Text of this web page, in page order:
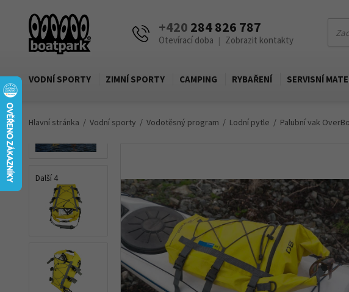
+420 284 826 787
Otevírací doba | Zobrazit kontakty
VODNÍ SPORTY ZIMNÍ SPORTY CAMPING RYBAŘENÍ SERVISNÍ
Hlavní stránka Vodní sporty Vodotěsný program Lodní pytle Palubní vak
Další 4